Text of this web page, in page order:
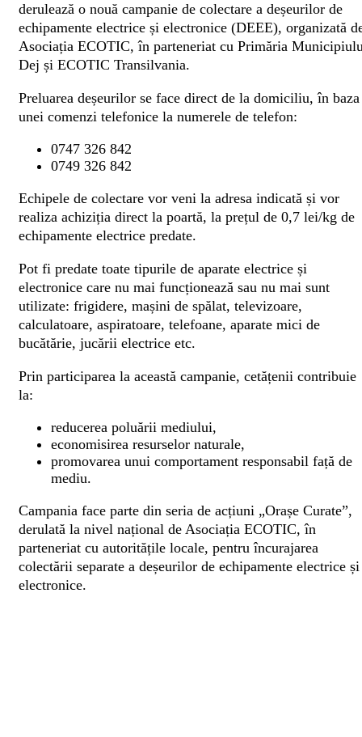
derulează o nouă campanie de colectare a deșeurilor de
echipamente electrice și electronice (DEEE), organizată
Asociația ECOTIC, în parteneriat cu Primăria
Dej și ECOTIC Transilvania.
Preluarea deșeurilor se face direct de la domiciliu, în baza
unei comenzi telefonice la numerele de telefon:
0747 326 842
0749 326 842
Echipele de colectare vor veni la adresa indicată și vor
realiza achiziția direct la poartă, la prețul de 0,7 lei/kg de
echipamente electrice predate.
Pot fi predate toate tipurile de aparate electrice și
electronice care nu mai funcționează sau nu mai sunt
utilizate: frigidere, mașini de spălat, televizoare,
calculatoare, aspiratoare, telefoane, aparate mici de
bucătărie, jucării electrice etc.
Prin participarea la această campanie, cetățenii contribuie
la:
reducerea poluării mediului,
economisirea resurselor naturale,
promovarea unui comportament responsabil față de
mediu.
Campania face parte din seria de acțiuni „Orașe Curate”,
derulată la nivel național de Asociația ECOTIC, în
parteneriat cu autoritățile locale, pentru încurajarea
colectării separate a deșeurilor de echipamente electrice și
electronice.